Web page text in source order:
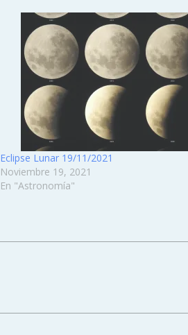
Eclipse Lunar 19/11/2021
Noviembre 19, 2021
En "Astronomía"